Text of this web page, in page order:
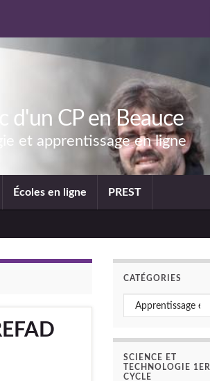
d'un CP en Beauce
et apprentissage en ligne
Écoles en ligne PREST
CATÉGORIES
Catégories
SCIENCE ET
TECHNOLOGIE 1ER
CYCLE